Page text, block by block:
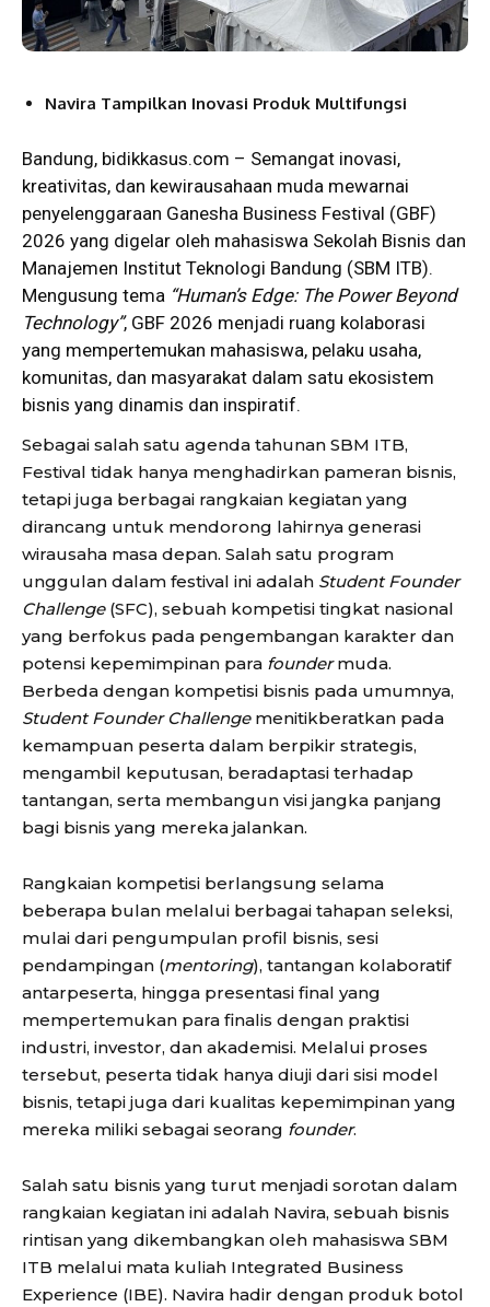
Navira Tampilkan Inovasi Produk Multifungsi
Bandung, bidikkasus.com – Semangat inovasi,
kreativitas, dan kewirausahaan muda mewarnai
penyelenggaraan Ganesha Business Festival (GBF)
2026 yang digelar oleh mahasiswa Sekolah Bisnis dan
Manajemen Institut Teknologi Bandung (SBM ITB).
Mengusung tema “Human’s Edge: The Power Beyond
Technology”, GBF 2026 menjadi ruang kolaborasi
yang mempertemukan mahasiswa, pelaku usaha,
komunitas, dan masyarakat dalam satu ekosistem
bisnis yang dinamis dan inspiratif.
Sebagai salah satu agenda tahunan SBM ITB,
Festival tidak hanya menghadirkan pameran bisnis,
tetapi juga berbagai rangkaian kegiatan yang
dirancang untuk mendorong lahirnya generasi
wirausaha masa depan. Salah satu program
unggulan dalam festival ini adalah Student Founder
Challenge(SFC), sebuah kompetisi tingkat nasional
yang berfokus pada pengembangan karakter dan
potensi kepemimpinan para foundermuda.
Berbeda dengan kompetisi bisnis pada umumnya,
Student Founder Challengemenitikberatkan pada
kemampuan peserta dalam berpikir strategis,
mengambil keputusan, beradaptasi terhadap
tantangan, serta membangun visi jangka panjang
bagi bisnis yang mereka jalankan.
Rangkaian kompetisi berlangsung selama
beberapa bulan melalui berbagai tahapan seleksi,
mulai dari pengumpulan profil bisnis, sesi
pendampingan (mentoring), tantangan kolaboratif
antarpeserta, hingga presentasi final yang
mempertemukan para finalis dengan praktisi
industri, investor, dan akademisi. Melalui proses
tersebut, peserta tidak hanya diuji dari sisi model
bisnis, tetapi juga dari kualitas kepemimpinan yang
mereka miliki sebagai seorang founder.
Salah satu bisnis yang turut menjadi sorotan dalam
rangkaian kegiatan ini adalah Navira, sebuah bisnis
rintisan yang dikembangkan oleh mahasiswa SBM
ITB melalui mata kuliah Integrated Business
Experience (IBE). Navira hadir dengan produk botol